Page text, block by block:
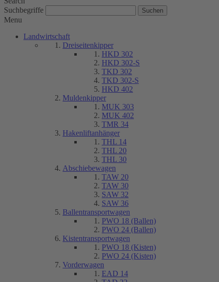
Suchbegriffe
Menu
Landwirtschaft
Dreiseitenkipper
HKD 302
HKD 302-S
TKD 302
TKD 302-S
HKD 402
Muldenkipper
MUK 303
MUK 402
TMR 34
Hakenliftanhänger
THL 14
THL 20
THL 30
Abschiebewagen
TAW 20
TAW 30
SAW 32
SAW 36
Ballentransportwagen
PWO 18 (Ballen)
PWO 24 (Ballen)
Kistentransportwagen
PWO 18 (Kisten)
PWO 24 (Kisten)
Vorderwagen
EAD 14